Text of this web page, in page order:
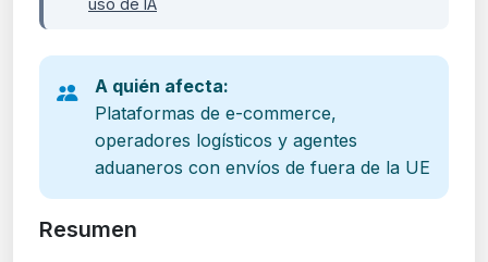
A quién afecta:
Plataformas de e-commerce,
operadores logísticos y agentes
aduaneros con envíos de fuera de la UE
Resumen